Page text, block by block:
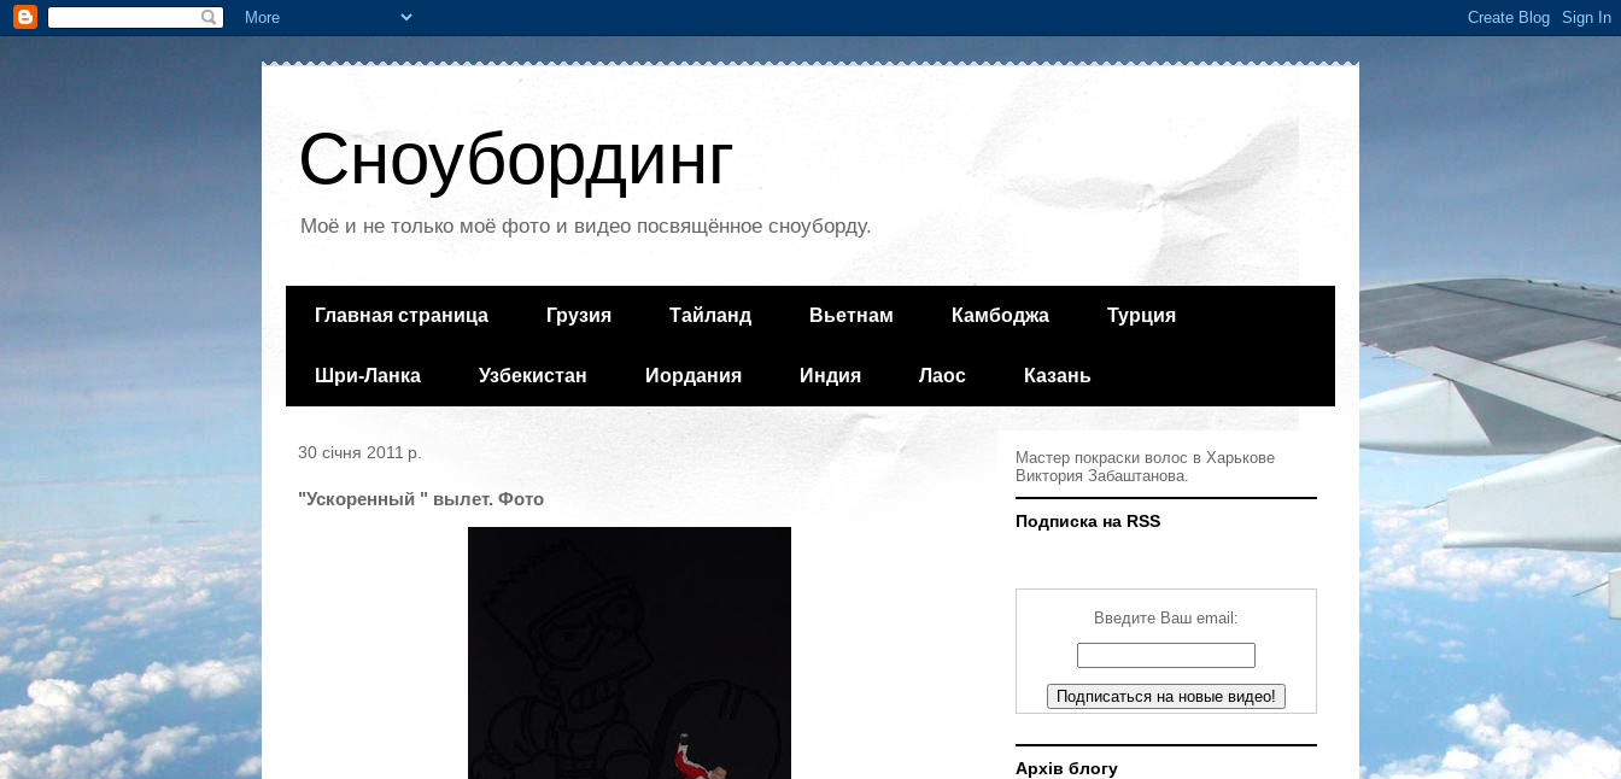
Сноубординг
Моё и не только моё фото и видео посвящённое сноуборду.
Главная страница Грузия Тайланд Вьетнам Камбоджа Турция
Шри-Ланка Узбекистан Иордания Индия Лаос Казань
30 січня 2011 р.
"Ускоренный " вылет. Фото
Мастер покраски волос в Харькове
Виктория Забаштанова.
Подписка на RSS
Введите Ваш email:
Архів блогу